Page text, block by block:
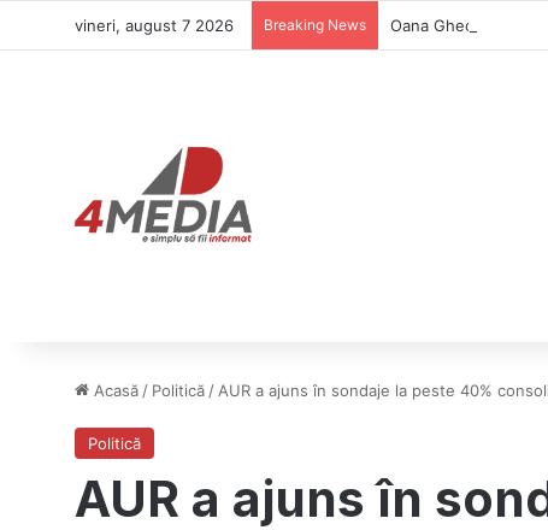
vineri, august 7 2026 Breaking News Oana Gheorghiu
Acasă / Politică / AUR a ajuns în sondaje la peste 40%
Politică
AUR a ajuns în